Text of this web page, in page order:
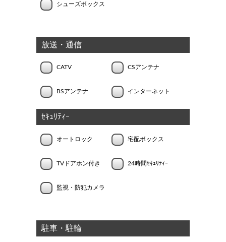
シューズボックス
放送・通信
CATV CSアンテナ
BSアンテナ インターネット
ｾｷｭﾘﾃｨｰ
オートロック 宅配ボックス
TVドアホン付き 24時間ｾｷｭﾘﾃｨｰ
監視・防犯カメラ
駐車・駐輪